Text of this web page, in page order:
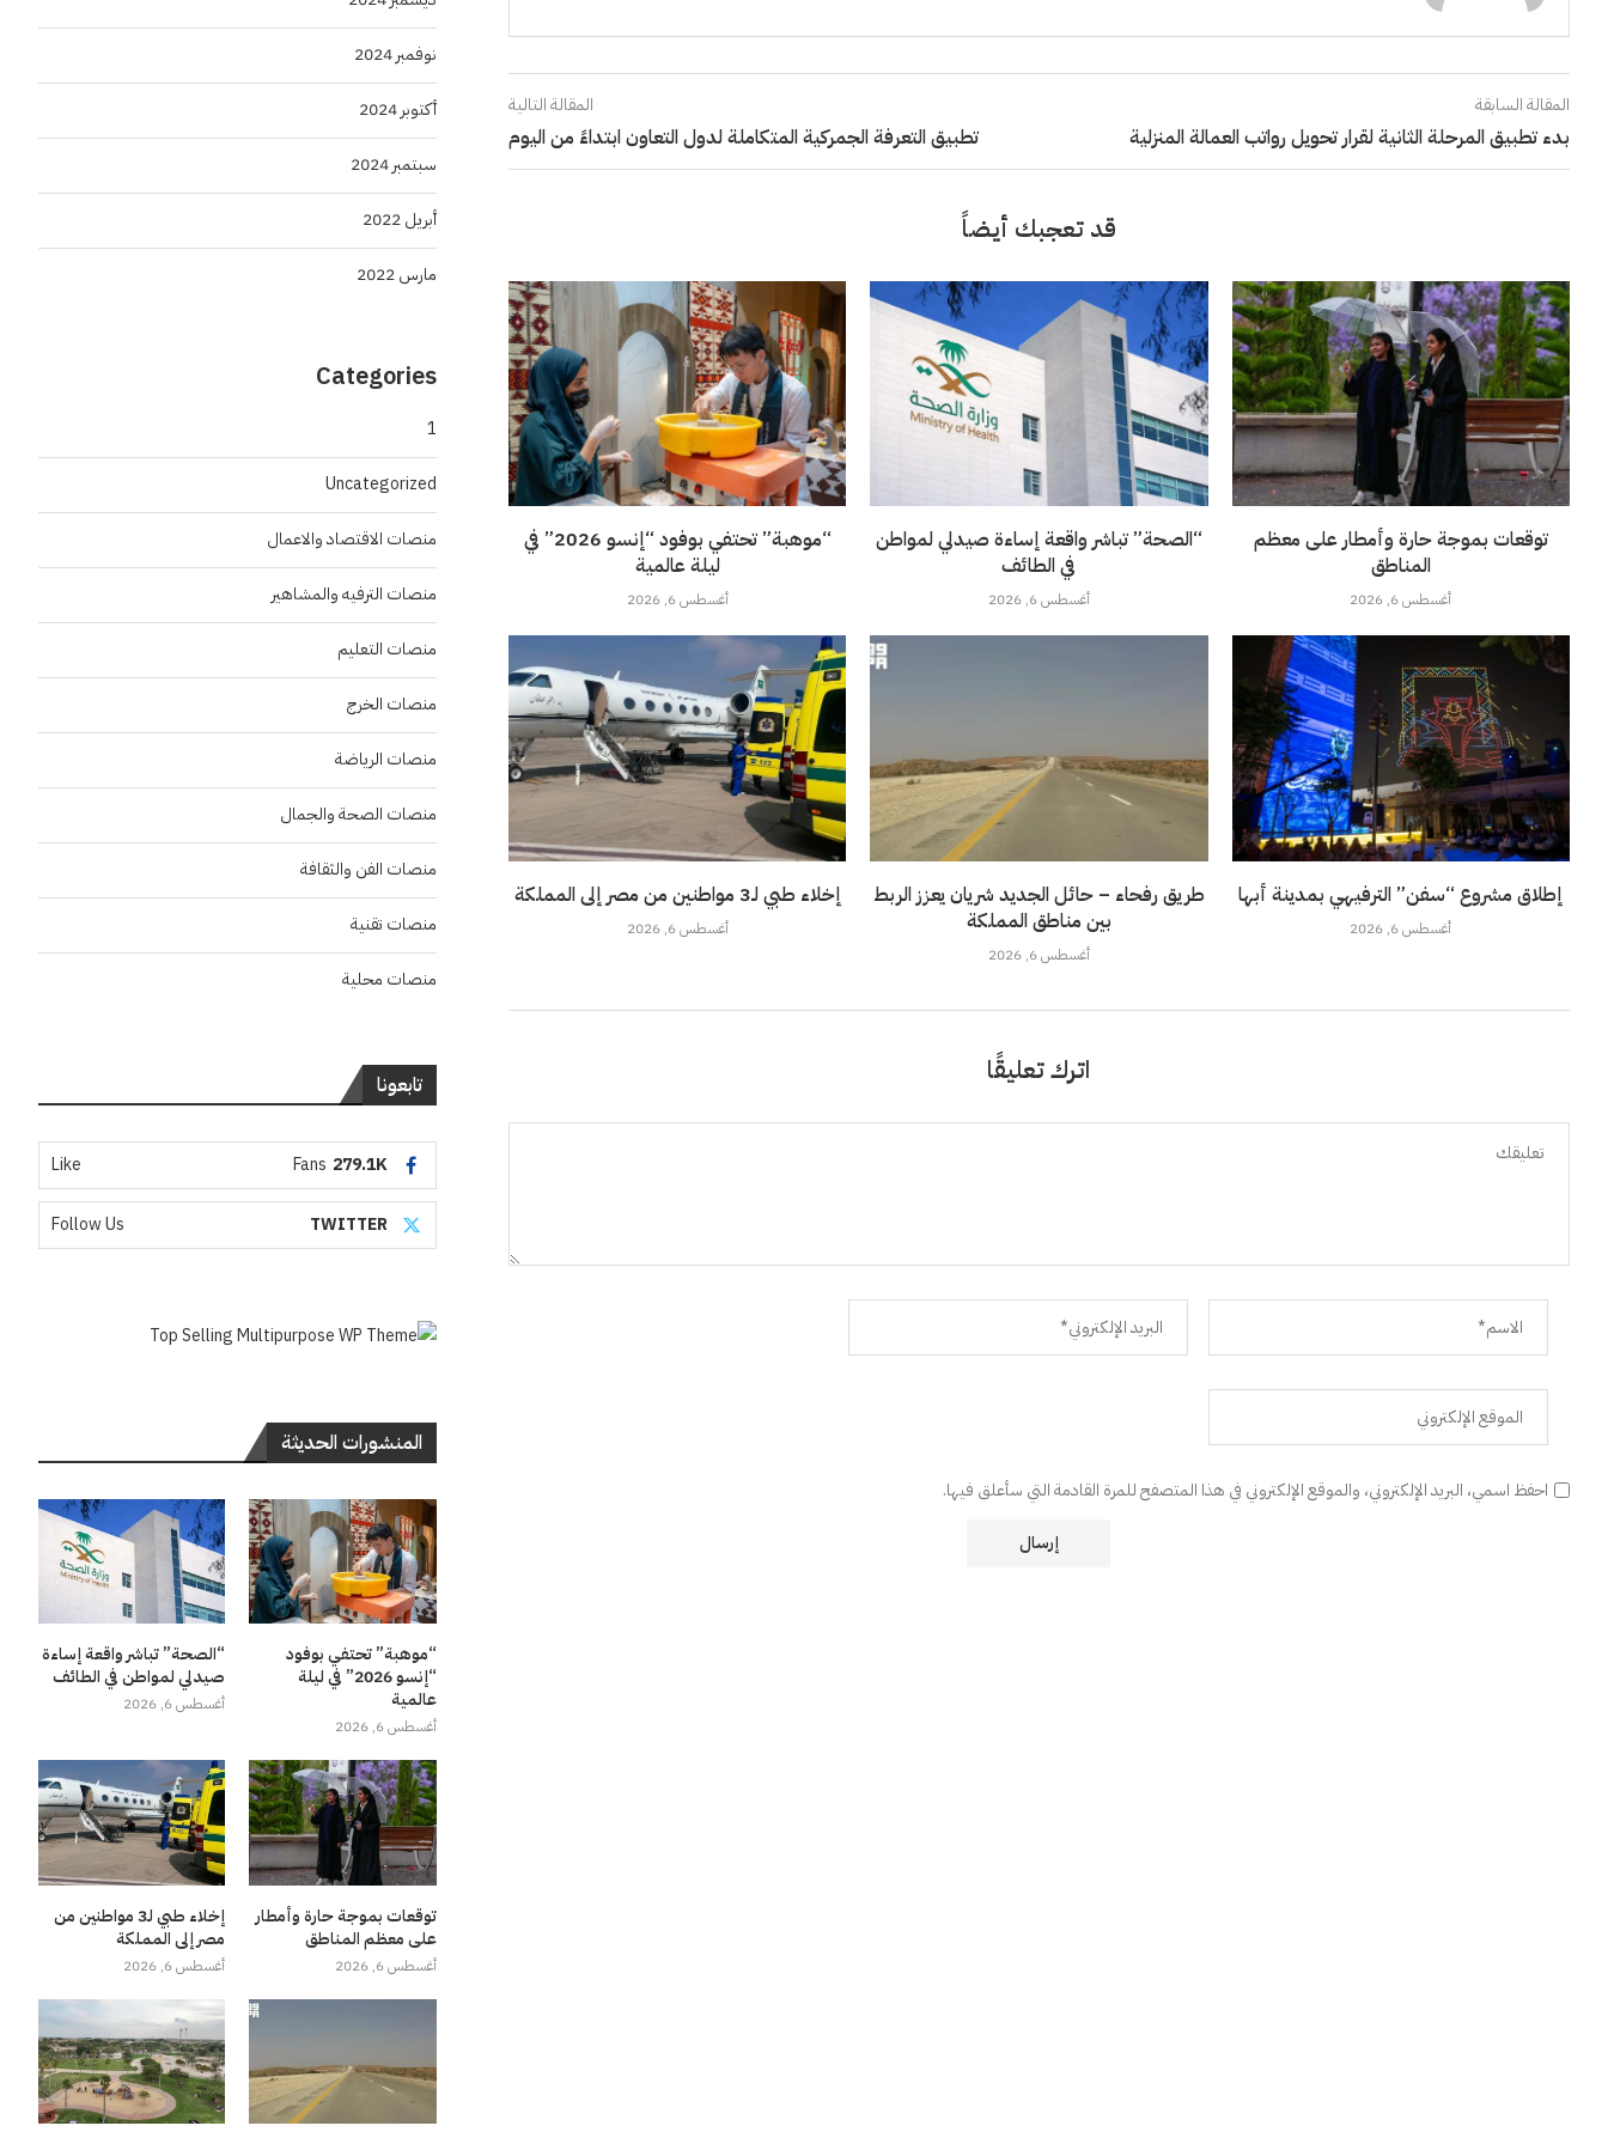
المقالة السابقة
بدء تطبيق المرحلة الثانية لقرار تحويل رواتب العمالة المنزلية
المقالة التالية
تطبيق التعرفة الجمركية المتكاملة لدول التعاون ابتداءً من اليوم
قد تعجبك أيضاً
“موهبة” تحتفي بوفود “إنسو 2026” في
ليلة عالمية
أغسطس 6, 2026
“الصحة” تباشر واقعة إساءة صيدلي لمواطن
في الطائف
أغسطس 6, 2026
توقعات بموجة حارة وأمطار على معظم
المناطق
أغسطس 6, 2026
إخلاء طبي لـ3 مواطنين من مصر إلى المملكة
أغسطس 6, 2026
طريق رفحاء – حائل الجديد شريان يعزز الربط
بين مناطق المملكة
أغسطس 6, 2026
إطلاق مشروع “سفن” الترفيهي بمدينة أبها
أغسطس 6, 2026
اترك تعليقًا
احفظ اسمي، البريد الإلكتروني، والموقع الإلكتروني في هذا المتصفح للمرة القادمة التي سأعلق فيها.
نوفمبر 2024
أكتوبر 2024
سبتمبر 2024
أبريل 2022
مارس 2022
Categories
1
Uncategorized
منصات الاقتصاد والاعمال
منصات الترفيه والمشاهير
منصات التعليم
منصات الخرج
منصات الرياضة
منصات الصحة والجمال
منصات الفن والثقافة
منصات تقنية
منصات محلية
تابعونا
279.1K
Fans
Like
TWITTER
Follow Us
المنشورات الحديثة
“موهبة” تحتفي بوفود
“إنسو 2026” في ليلة
عالمية
أغسطس 6, 2026
“الصحة” تباشر واقعة إساءة
صيدلي لمواطن في الطائف
أغسطس 6, 2026
توقعات بموجة حارة وأمطار
على معظم المناطق
أغسطس 6, 2026
إخلاء طبي لـ3 مواطنين من
مصر إلى المملكة
أغسطس 6, 2026